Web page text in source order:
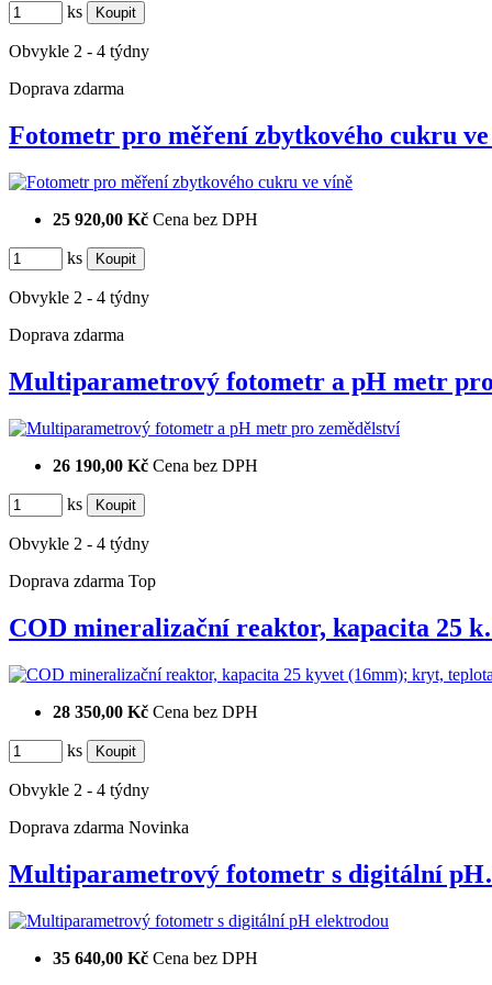
ks
Obvykle 2 - 4 týdny
Doprava zdarma
Fotometr pro měření zbytkového cukru
25 920,00 Kč Cena bez DPH
ks
Obvykle 2 - 4 týdny
Doprava zdarma
Multiparametrový fotometr a pH metr
26 190,00 Kč Cena bez DPH
ks
Obvykle 2 - 4 týdny
Doprava zdarma Top
COD mineralizační reaktor, kapacita 25
28 350,00 Kč Cena bez DPH
ks
Obvykle 2 - 4 týdny
Doprava zdarma Novinka
Multiparametrový fotometr s digitální
35 640,00 Kč Cena bez DPH